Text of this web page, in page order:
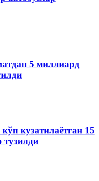
5 миллиард
кузатилаётган 15
тузилди